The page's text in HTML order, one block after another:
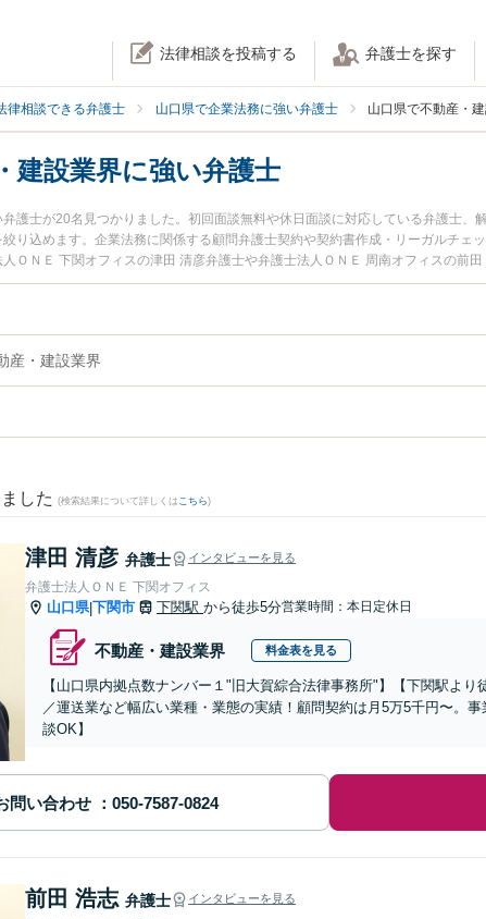
法律相談を投稿する 弁護士を探す
律相談できる弁護士 山口県で企業法務に強い弁護士 山口県で不動産・
建設業界に強い弁護士
護士が20名見つかりました。初回面談無料や休日面談に対応している弁護士、
り込めます。企業法務に関係する顧問弁護士契約や契約書作成・リーガルチェ
ＯＮＥ 下関オフィスの津田 清彦弁護士や弁護士法人ＯＮＥ 周南オフィスの前
が注目されています。『山口県で土日や夜間に発生した不動産・建設業界のト
護士を検索したい』『初回相談無料で不動産・建設業界を法律相談できる山口県
産・建設業界
した (検索結果について詳しくは こちら)
津田 清彦 弁護士 インタビューを見る
弁護士法人ＯＮＥ 下関オフィス
山口県|下関市 下関駅 から徒歩5分営業時間：本日定休日
不動産・建設業界 料金表を見る
【山口県内拠点数ナンバー１"旧大賀綜合法律事務所"】【下関駅よ
／運送業など幅広い業種・業態の実績！顧問契約は月5万5千円〜。
談OK】
問い合わせ
前田 浩志 弁護士 インタビューを見る